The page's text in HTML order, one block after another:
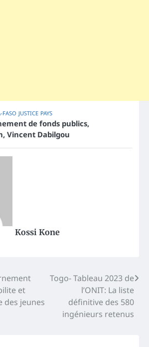
FASO JUSTICE PAYS
de fonds publics,
, Vincent Dabilgou
Kossi Kone
et
des jeunes
Togo- Tableau 2023 de
l’ONIT: La liste
définitive des 580
ingénieurs retenus